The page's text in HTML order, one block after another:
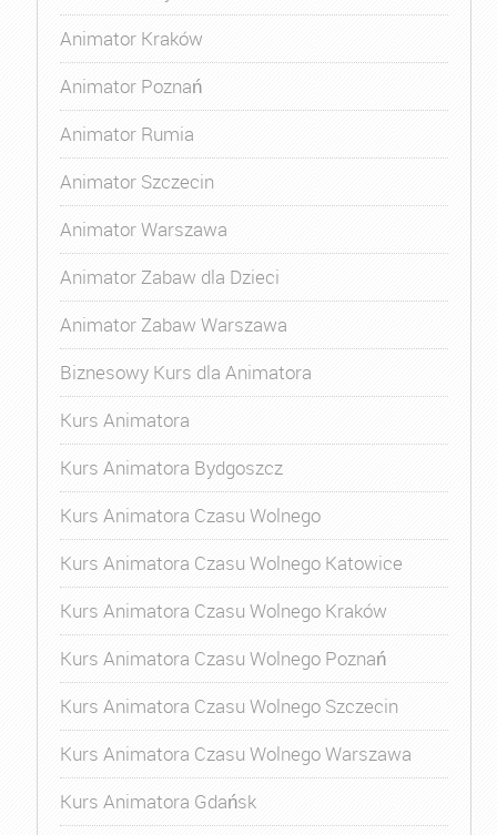
Animator Kraków
Animator Poznań
Animator Rumia
Animator Szczecin
Animator Warszawa
Animator Zabaw dla Dzieci
Animator Zabaw Warszawa
Biznesowy Kurs dla Animatora
Kurs Animatora
Kurs Animatora Bydgoszcz
Kurs Animatora Czasu Wolnego
Kurs Animatora Czasu Wolnego Katowice
Kurs Animatora Czasu Wolnego Kraków
Kurs Animatora Czasu Wolnego Poznań
Kurs Animatora Czasu Wolnego Szczecin
Kurs Animatora Czasu Wolnego Warszawa
Kurs Animatora Gdańsk